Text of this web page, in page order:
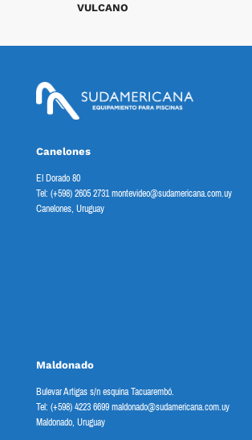
VULCANO
Canelones
El Dorado 80
Tel: (+598) 2605 2731 montevideo@sudamericana.com.uy
Canelones, Uruguay
Maldonado
Bulevar Artigas s/n esquina Tacuarembó.
Tel: (+598) 4223 6699 maldonado@sudamericana.com.uy
Maldonado, Uruguay